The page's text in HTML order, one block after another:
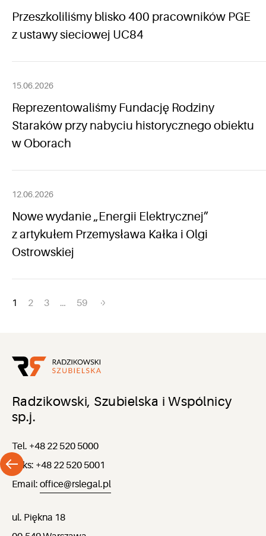
Przeszkoliliśmy blisko 400 pracowników PGE
z ustawy sieciowej UC84
15.06.2026
Reprezentowaliśmy Fundację Rodziny
Staraków przy nabyciu historycznego obiektu
w Oborach
12.06.2026
Nowe wydanie „Energii Elektrycznej”
z artykułem Przemysława Kałka i Olgi
Ostrowskiej
Nawigacja
1 2 3 … 59
Radzikowski, Szubielska i Wspólnicy
sp.j.
Tel. +48 22 520 5000
Faks: +48 22 520 5001
Email: office@rslegal.pl
ul. Piękna 18